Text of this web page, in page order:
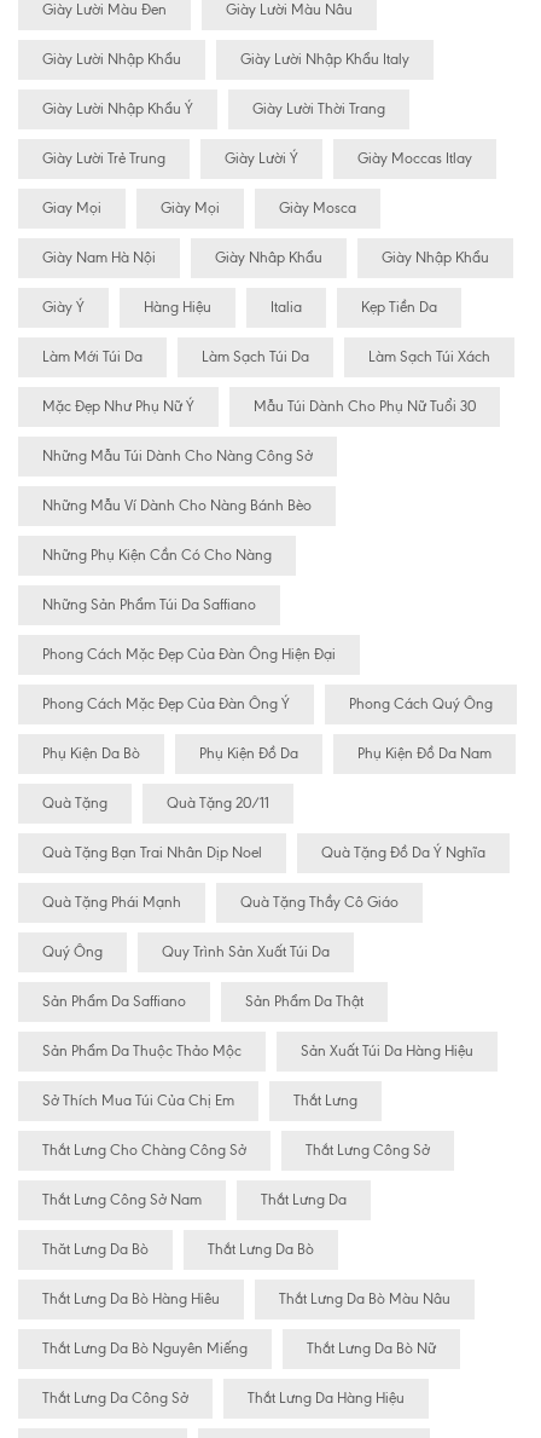
Giày Lười Màu Đen Giày Lười Màu Nâu
Giày Lười Nhập Khẩu Giày Lười Nhập Khẩu Italy
Giày Lười Nhập Khẩu Ý Giày Lười Thời Trang
Giày Lười Trẻ Trung Giày Lười Ý Giày Moccas Itlay
Giay Mọi Giày Mọi Giày Mosca
Giày Nam Hà Nội Giày Nhâp Khẩu Giày Nhập Khẩu
Giày Ý Hàng Hiệu Italia Kẹp Tiền Da
Làm Mới Túi Da Làm Sạch Túi Da Làm Sạch Túi Xách
Mặc Đẹp Như Phụ Nữ Ý Mẫu Túi Dành Cho Phụ Nữ Tuổi 30
Những Mẫu Túi Dành Cho Nàng Công Sở
Những Mẫu Ví Dành Cho Nàng Bánh Bèo
Những Phụ Kiện Cần Có Cho Nàng
Những Sản Phẩm Túi Da Saffiano
Phong Cách Mặc Đẹp Của Đàn Ông Hiện Đại
Phong Cách Mặc Đẹp Của Đàn Ông Ý Phong Cách Quý Ông
Phụ Kiện Da Bò Phụ Kiện Đồ Da Phụ Kiện Đồ Da Nam
Quà Tặng Quà Tặng 20/11
Quà Tặng Bạn Trai Nhân Dịp Noel Quà Tặng Đồ Da Ý Nghĩa
Quà Tặng Phái Mạnh Quà Tặng Thầy Cô Giáo
Quý Ông Quy Trình Sản Xuất Túi Da
Sản Phẩm Da Saffiano Sản Phẩm Da Thật
Sản Phẩm Da Thuộc Thảo Mộc Sản Xuất Túi Da Hàng Hiệu
Sở Thích Mua Túi Của Chị Em Thắt Lưng
Thắt Lưng Cho Chàng Công Sở Thắt Lưng Công Sở
Thắt Lưng Công Sở Nam Thắt Lưng Da
Thăt Lưng Da Bò Thắt Lưng Da Bò
Thắt Lưng Da Bò Hàng Hiêu Thắt Lưng Da Bò Màu Nâu
Thắt Lưng Da Bò Nguyên Miếng Thắt Lưng Da Bò Nữ
Thắt Lưng Da Công Sở Thắt Lưng Da Hàng Hiệu